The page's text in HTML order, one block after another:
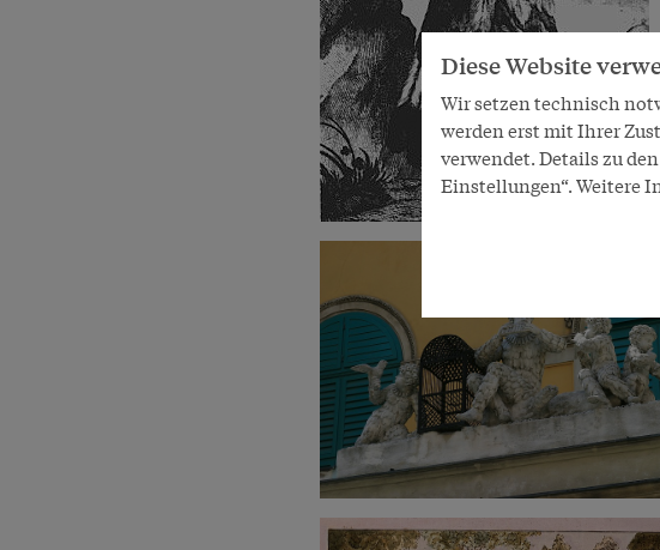
Diese Website
Wir setzen technisch
werden erst mit Ihrer
verwendet. Details zu
Einstellungen“. Weitere